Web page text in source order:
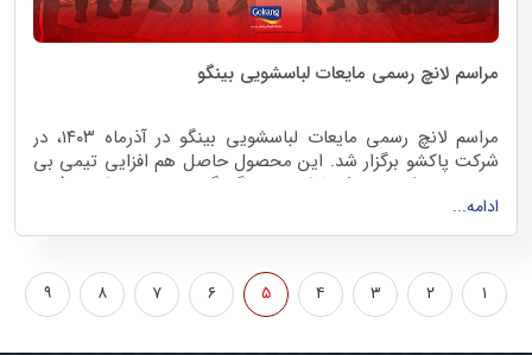
مراسم لانچ رسمی مایعات لباسشویی بینگو
مراسم لانچ رسمی مایعات لباسشویی بینگو در آذرماه ۱۴۰۳، در
شرکت پاکشو برگزار شد. این محصول حاصل هم افزایی تیمی بی
نظیر و همکاری موثر شرکت‌های گلرنگ پخش و پاکشو (برند
بینگو)، گامی درخشان در مسیر تحول صنعت شوینده است. از
تلاش‌های ارزشمند و همراهی صمیمانه تمامی همکاران برای
ادامه...
۱ ۲ ۳ ۴ ۵ ۶ ۷ ۸ ۹